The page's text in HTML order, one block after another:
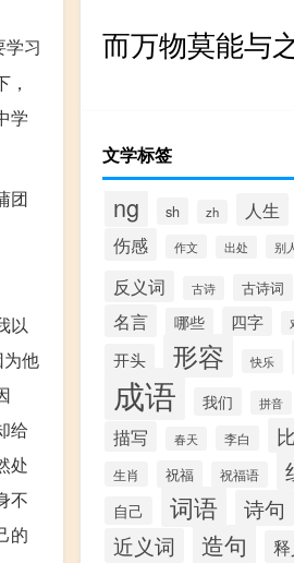
学习
学
团
以
他
给
处
不
的
而万物莫能与
文学标签
ng sh zh 人生
伤感 作文 出处 别人
反义词 古诗 古诗词
名言 哪些 四字
开头 形容 快乐
成语 我们 拼音
描写 春天 李白
生肖 祝福 祝福语
自己 词语 诗句
近义词 造句 释